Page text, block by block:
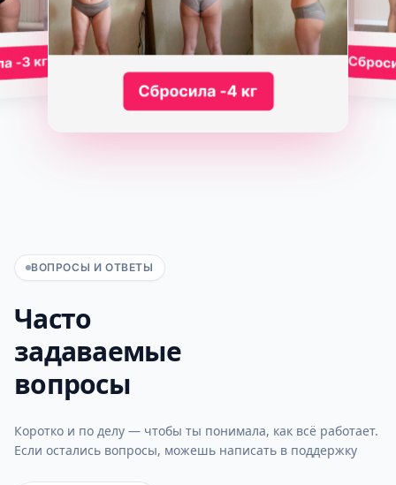
ВОПРОСЫ И ОТВЕТЫ
Часто
задаваемые
вопросы
Коротко и по делу — чтобы ты понимала, как всё работает.
Если остались вопросы, можешь написать в поддержку